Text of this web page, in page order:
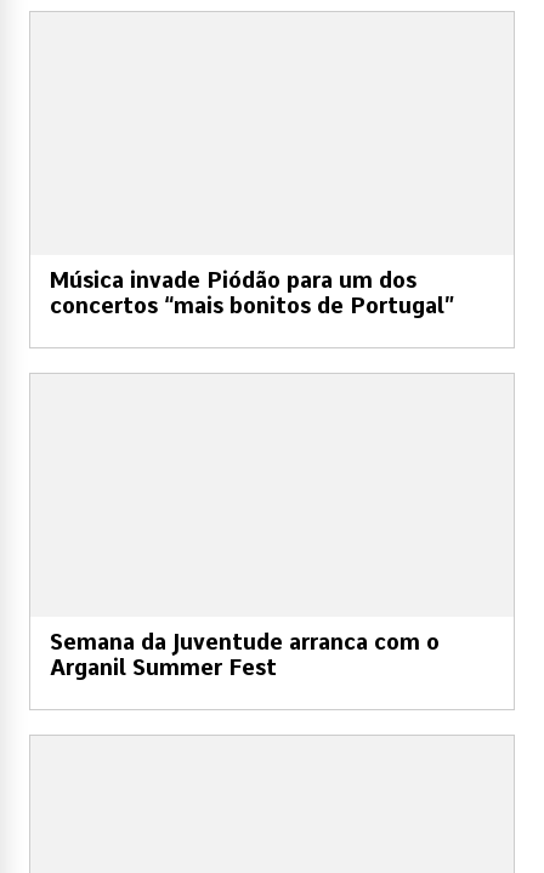
Música invade Piódão para um dos
concertos “mais bonitos de Portugal”
Semana da Juventude arranca com o
Arganil Summer Fest